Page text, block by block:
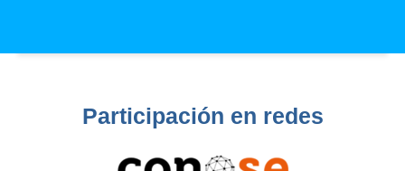
Participación en redes